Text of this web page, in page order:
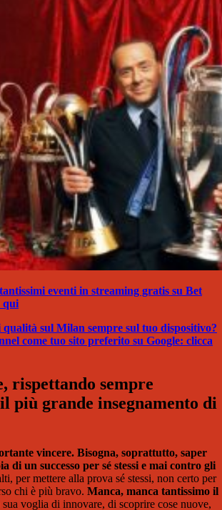
eventi in streaming gratis su Bet
qui
sul Milan sempre sul tuo dispositivo?
come tuo sito preferito su Google: clicca
rispettando sempre
più grande insegnamento di
vincere. Bisogna, soprattutto, saper
di un successo per sé stessi e mai contro gli
per mettere alla prova sé stessi, non certo per
chi è più bravo. Manca, manca tantissimo il
sua voglia di innovare, di scoprire cose nuove,